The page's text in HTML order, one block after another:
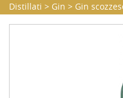
Distillati > Gin > Gin